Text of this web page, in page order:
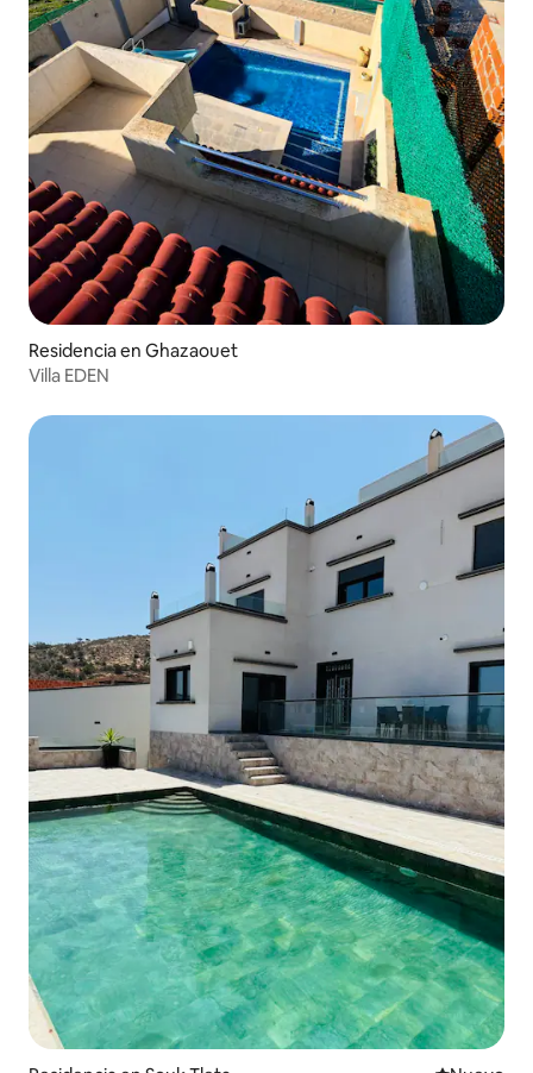
Residencia en Ghazaouet
Villa EDEN